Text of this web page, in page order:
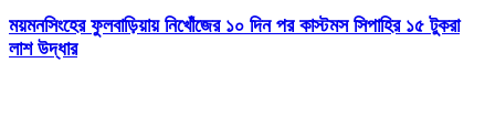
ময়মনসিংহের ফুলবাড়িয়ায় নিখোঁজের ১০ দিন পর কাস্টমস সিপাহির ১৫ টুকরা
লাশ উদ্ধার